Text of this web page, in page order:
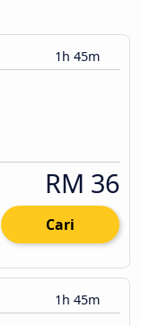
1h 45m
RM 36
Cari
1h 45m